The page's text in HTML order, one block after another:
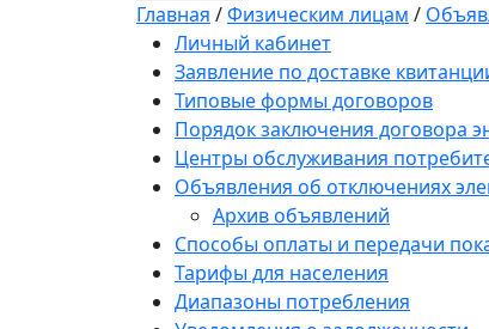
Главная /Физическим лицам /
Личный кабинет
Заявление по доставке
Типовые формы договоров
Порядок заключения договора
Центры обслуживания
Объявления об отключениях
Архив объявлений
Способы оплаты и передачи
Тарифы для населения
Диапазоны потребления